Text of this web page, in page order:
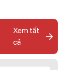
Xem tất
cả